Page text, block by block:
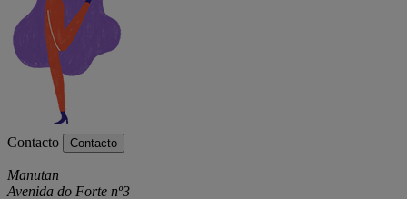
Contacto Contacto
Manutan
Avenida do Forte nº3